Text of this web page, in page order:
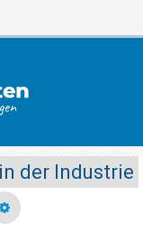
der Industrie